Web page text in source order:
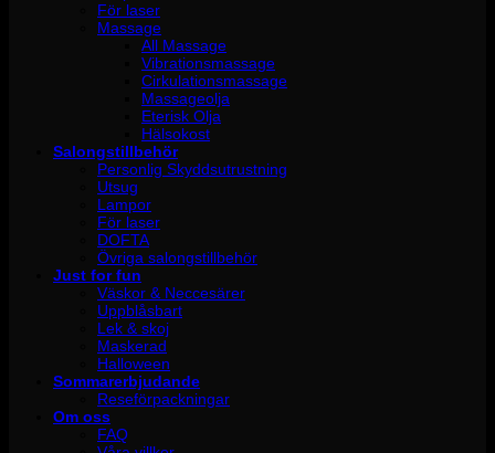
För laser
Massage
All Massage
Vibrationsmassage
Cirkulationsmassage
Massageolja
Eterisk Olja
Hälsokost
Salongstillbehör
Personlig Skyddsutrustning
Utsug
Lampor
För laser
DOFTA
Övriga salongstillbehör
Just for fun
Väskor & Neccesärer
Uppblåsbart
Lek & skoj
Maskerad
Halloween
Sommarerbjudande
Reseförpackningar
Om oss
FAQ